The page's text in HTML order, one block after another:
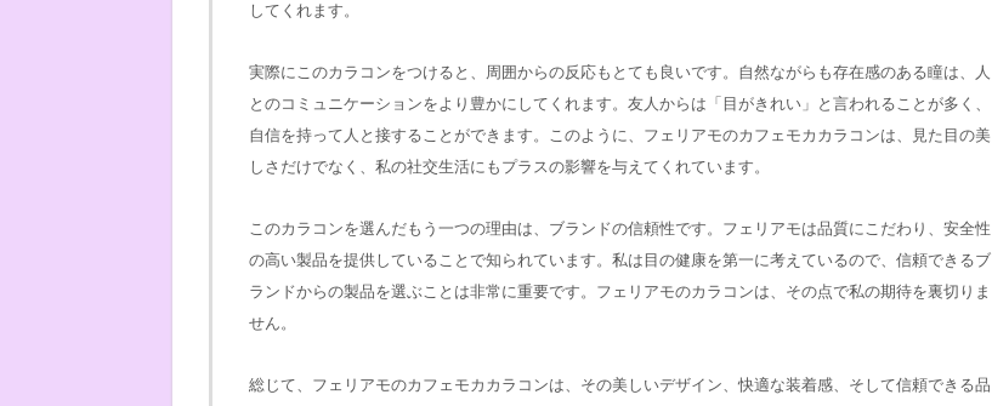
してくれます。
実際にこのカラコンをつけると、周囲からの反応もとても良いです。自然ながらも存在感のある瞳は、人
とのコミュニケーションをより豊かにしてくれます。友人からは「目がきれい」と言われることが多く、
自信を持って人と接することができます。このように、フェリアモのカフェモカカラコンは、見た目の美
しさだけでなく、私の社交生活にもプラスの影響を与えてくれています。
このカラコンを選んだもう一つの理由は、ブランドの信頼性です。フェリアモは品質にこだわり、安全性
の高い製品を提供していることで知られています。私は目の健康を第一に考えているので、信頼できるブ
ランドからの製品を選ぶことは非常に重要です。フェリアモのカラコンは、その点で私の期待を裏切りま
せん。
総じて、フェリアモのカフェモカカラコンは、その美しいデザイン、快適な装着感、そして信頼できる品